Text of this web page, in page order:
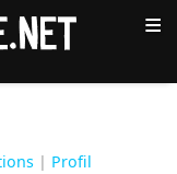
≡
| Profil